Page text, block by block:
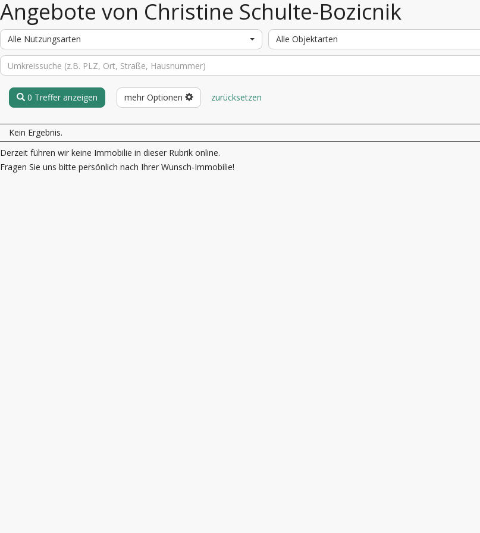
Angebote von Christine Schulte-Bozicnik
Alle Nutzungsarten Alle Objektarten
0 Treffer anzeigen mehr Optionen zurücksetzen
Kein Ergebnis.
Derzeit führen wir keine Immobilie in dieser Rubrik online.
Fragen Sie uns bitte persönlich nach Ihrer Wunsch-Immobilie!